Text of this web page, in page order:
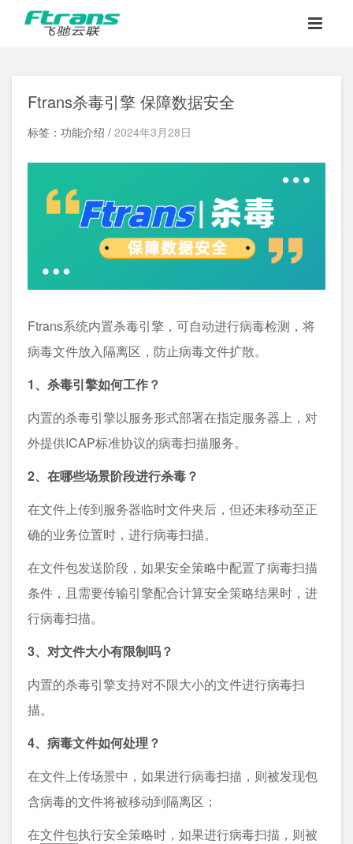
Ftrans杀毒引擎 保障数据安全
标签：功能介绍 / 2024年3月28日
Ftrans系统内置杀毒引擎，可自动进行病毒检测，将
病毒文件放入隔离区，防止病毒文件扩散。
1、杀毒引擎如何工作？
内置的杀毒引擎以服务形式部署在指定服务器上，对
外提供ICAP标准协议的病毒扫描服务。
2、在哪些场景阶段进行杀毒？
在文件上传到服务器临时文件夹后，但还未移动至正
确的业务位置时，进行病毒扫描。
在文件包发送阶段，如果安全策略中配置了病毒扫描
条件，且需要传输引擎配合计算安全策略结果时，进
行病毒扫描。
3、对文件大小有限制吗？
内置的杀毒引擎支持对不限大小的文件进行病毒扫
描。
4、病毒文件如何处理？
在文件上传场景中，如果进行病毒扫描，则被发现包
含病毒的文件将被移动到隔离区；
在文件包执行安全策略时，如果进行病毒扫描，则被